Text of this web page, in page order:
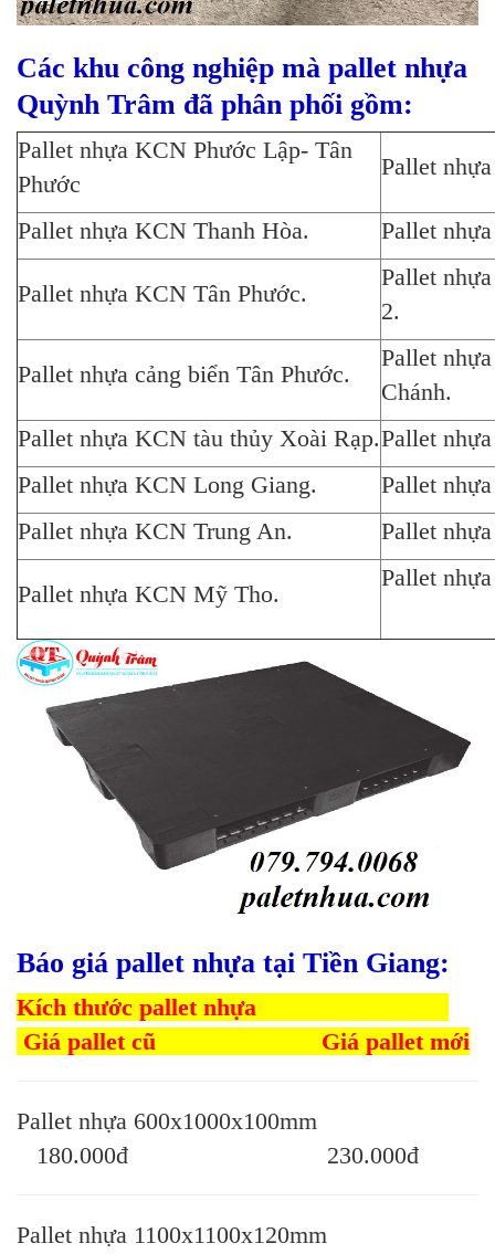
Các khu công nghiệp mà pallet nhựa
Quỳnh Trâm đã phân phối gồm:
Pallet nhựa KCN Phước Lập- Tân
Phước
Pallet
Pallet nhựa KCN Thanh Hòa. Pallet
Pallet nhựa KCN Tân Phước.
Pallet
2.
Pallet nhựa cảng biển Tân Phước.
Pallet
Chánh.
Pallet nhựa KCN tàu thủy Xoài Rạp.Pallet
Pallet nhựa KCN Long Giang.
Pallet
Pallet nhựa KCN Trung An.
Pallet
Pallet nhựa KCN Mỹ Tho.
Pallet
Báo giá pallet nhựa tại Tiền Giang:
Kích thước pallet nhựa
Giá pallet cũ Giá pallet mới
Pallet nhựa 600x1000x100mm
180.000đ 230.000đ
Pallet nhựa 1100x1100x120mm